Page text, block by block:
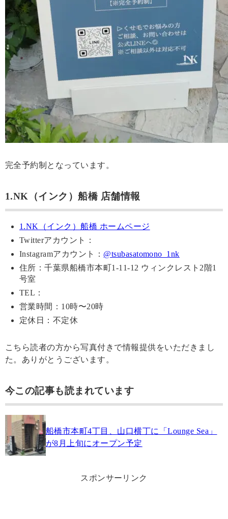
完全予約制となっています。
1.NK（インク）船橋 店舗情報
1.NK（インク）船橋 ホームページ
Twitterアカウント：
Instagramアカウント： @tsubasatomono_1nk
住所：千葉県船橋市本町1-11-12 ウィンクレスト2階1
号室
TEL：
営業時間：10時〜20時
定休日：不定休
こちら読者の方から写真付きで情報提供をいただきまし
た。ありがとうございます。
今この記事も読まれています
船橋市本町4丁目、山口横丁に「Lounge Sea」
が8月上旬にオープン予定
スポンサーリンク